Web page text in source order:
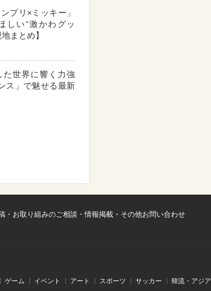
プリ×ミッキー」
しい“激かわグッ
まとめ】
た世界に響く力強
ス」で魅せる最新
・お取り組みのご相談・情報掲載・その他お問い合わせ
ゲーム イベント アート スポーツ サッカー 韓流・アジア